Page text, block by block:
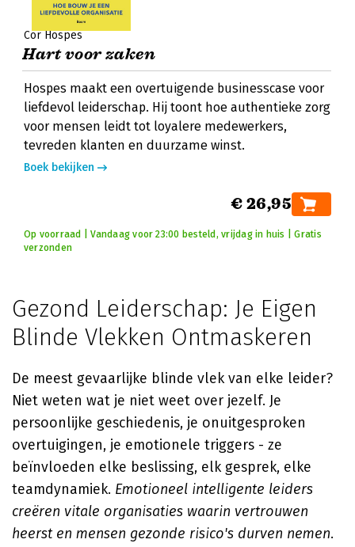
Cor Hospes
Hart voor zaken
Hospes maakt een overtuigende businesscase voor
liefdevol leiderschap. Hij toont hoe authentieke zorg
voor mensen leidt tot loyalere medewerkers,
tevreden klanten en duurzame winst.
Boek bekijken
€ 26,95
Op voorraad | Vandaag voor 23:00 besteld, vrijdag in huis | Gratis
verzonden
Gezond Leiderschap: Je Eigen
Blinde Vlekken Ontmaskeren
De meest gevaarlijke blinde vlek van elke leider?
Niet weten wat je niet weet over jezelf. Je
persoonlijke geschiedenis, je onuitgesproken
overtuigingen, je emotionele triggers - ze
beïnvloeden elke beslissing, elk gesprek, elke
teamdynamiek. Emotioneel intelligente leiders
creëren vitale organisaties waarin vertrouwen
heerst en mensen gezonde risico's durven nemen.